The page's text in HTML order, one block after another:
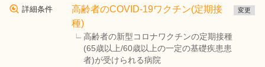
詳細条件
高齢者のCOVID-19ワクチン(定期接
種)
高齢者の新型コロナワクチンの定期接種
(65歳以上/60歳以上の一定の基礎疾患患
者)が受けられる病院
変更